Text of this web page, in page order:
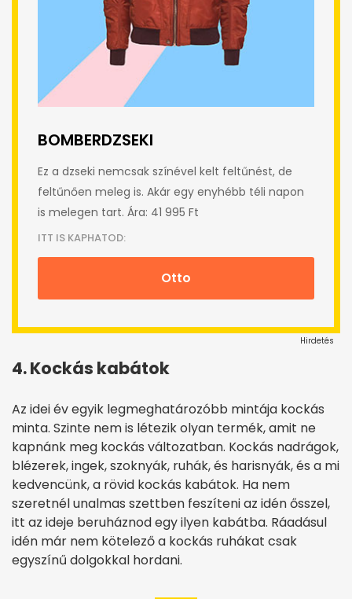
BOMBERDZSEKI
Ez a dzseki nemcsak színével kelt feltűnést, de
feltűnően meleg is. Akár egy enyhébb téli napon
is melegen tart. Ára: 41 995 Ft
ITT IS KAPHATOD:
Otto
Hirdetés
4. Kockás kabátok
Az idei év egyik legmeghatározóbb mintája kockás
minta. Szinte nem is létezik olyan termék, amit ne
kapnánk meg kockás változatban. Kockás nadrágok,
blézerek, ingek, szoknyák, ruhák, és harisnyák, és a mi
kedvencünk, a rövid kockás kabátok. Ha nem
szeretnél unalmas szettben feszíteni az idén ősszel,
itt az ideje beruháznod egy ilyen kabátba. Ráadásul
idén már nem kötelező a kockás ruhákat csak
egyszínű dolgokkal hordani.